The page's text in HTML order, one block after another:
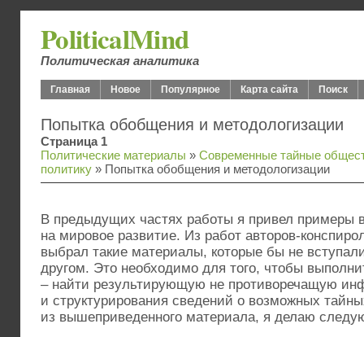
PoliticalMind
Политическая аналитика
Главная Новое Популярное Карта сайта Поиск
Попытка обобщения и методологизации
Страница 1
Политические материалы » Современные тайные
политику » Попытка обобщения и методологизации
В предыдущих частях работы я привел примеры
на мировое развитие. Из работ авторов-
выбрал такие материалы, которые бы не
другом. Это необходимо для того, чтобы
– найти результирующую не противоречащую
и структурирования сведений о возможных
из вышеприведенного материала, я делаю